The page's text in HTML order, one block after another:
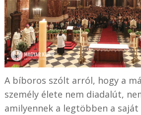
A bíboros szólt arról, hogy a
személy élete nem diadalút,
amilyennek a legtöbben a